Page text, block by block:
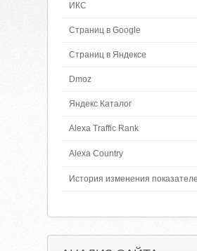
ИКС
Страниц в Google
Страниц в Яндексе
Dmoz
Яндекс Каталог
Alexa Traffic Rank
Alexa Country
История изменения